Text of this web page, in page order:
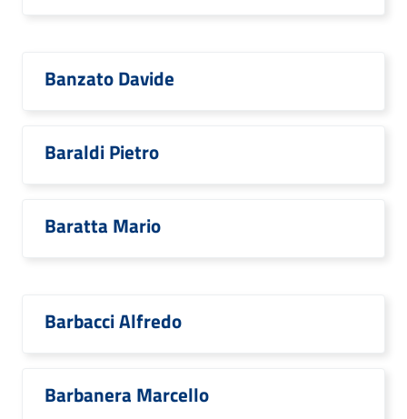
Banzato Davide
Baraldi Pietro
Baratta Mario
Barbacci Alfredo
Barbanera Marcello